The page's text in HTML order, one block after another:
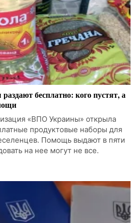
бесплатно: кого пустят, а
«ВПО Украины» открыла
продуктовые наборы для
Помощь выдают в пяти
на нее могут не все.